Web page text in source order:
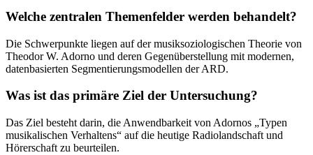
Welche zentralen Themenfelder werden behandelt?
Die Schwerpunkte liegen auf der musiksoziologischen Theorie von
Theodor W. Adorno und deren Gegenüberstellung mit modernen,
datenbasierten Segmentierungsmodellen der ARD.
Was ist das primäre Ziel der Untersuchung?
Das Ziel besteht darin, die Anwendbarkeit von Adornos „Typen
musikalischen Verhaltens“ auf die heutige Radiolandschaft und
Hörerschaft zu beurteilen.